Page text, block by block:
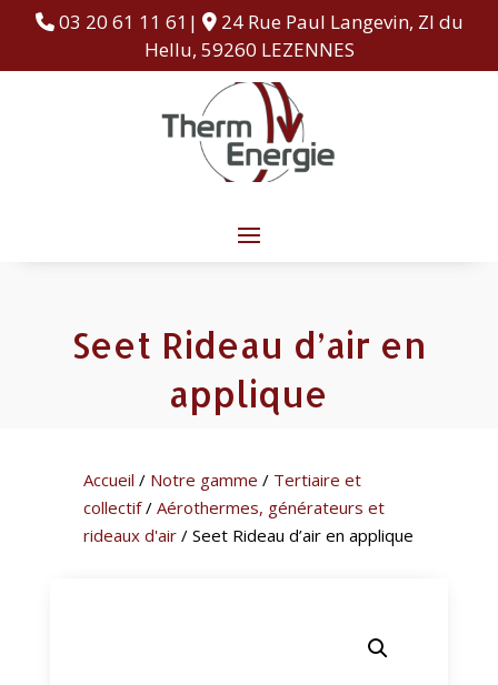
03 20 61 11 61|
24 Rue Paul Langevin, ZI du
Hellu, 59260 LEZENNES
Seet Rideau d’air en
applique
Accueil / Notre gamme / Tertiaire et
collectif/ Aérothermes, générateurs et
rideaux d'air/ Seet Rideau d’air en applique